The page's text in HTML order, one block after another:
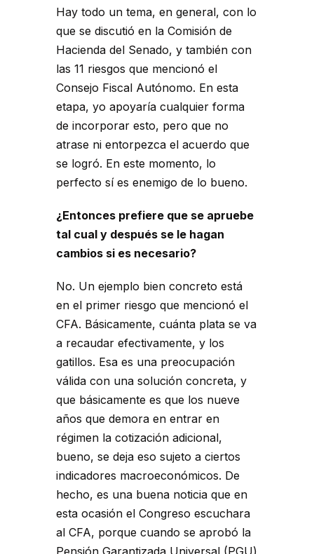
Hay todo un tema, en general, con lo
que se discutió en la Comisión de
Hacienda del Senado, y también con
las 11 riesgos que mencionó el
Consejo Fiscal Autónomo. En esta
etapa, yo apoyaría cualquier forma
de incorporar esto, pero que no
atrase ni entorpezca el acuerdo que
se logró. En este momento, lo
perfecto sí es enemigo de lo bueno.
¿Entonces prefiere que se apruebe
tal cual y después se le hagan
cambios si es necesario?
No. Un ejemplo bien concreto está
en el primer riesgo que mencionó el
CFA. Básicamente, cuánta plata se va
a recaudar efectivamente, y los
gatillos. Esa es una preocupación
válida con una solución concreta, y
que básicamente es que los nueve
años que demora en entrar en
régimen la cotización adicional,
bueno, se deja eso sujeto a ciertos
indicadores macroeconómicos. De
hecho, es una buena noticia que en
esta ocasión el Congreso escuchara
al CFA, porque cuando se aprobó la